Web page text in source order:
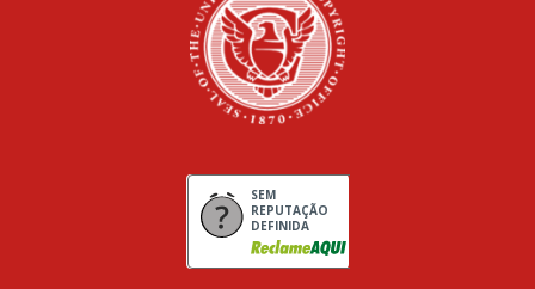
SEM
REPUTAÇÃO
DEFINIDA